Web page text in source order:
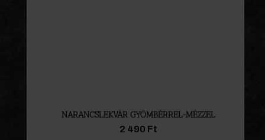
NARANCSLEKVÁR GYÖMBÉRREL-MÉZZEL
2 490Ft